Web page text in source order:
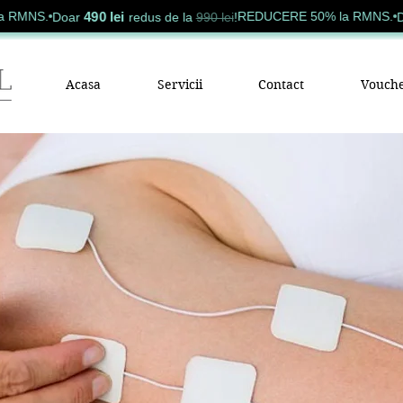
Acasa Servicii Contact
Doar490 leiredus de la990 lei!REDUCERE 50% la RMNS. Doar